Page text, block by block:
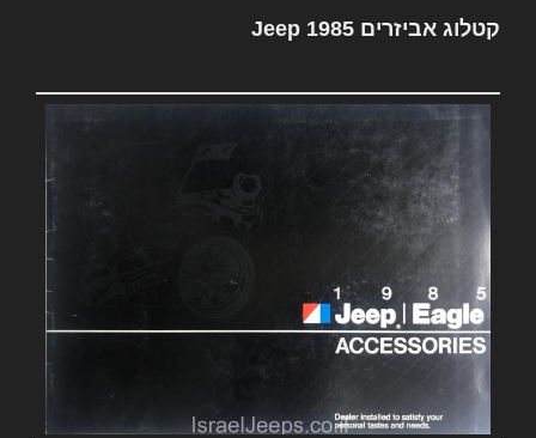
קטלוג אביזרים Jeep 1985